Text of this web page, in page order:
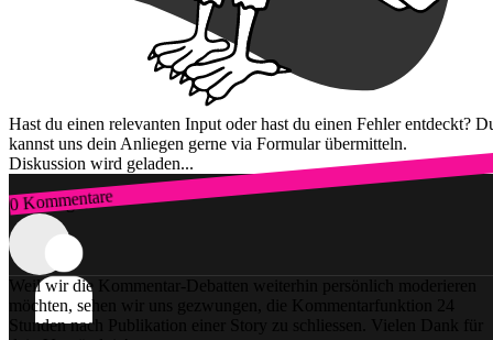
Hast du einen relevanten Input oder hast du einen Fehler entdeckt?
kannst uns dein Anliegen gerne via Formular übermitteln.
Diskussion wird geladen...
0 Kommentare
Zum Login
Weil wir die Kommentar-Debatten weiterhin persönlich moderieren
möchten, sehen wir uns gezwungen, die Kommentarfunktion 24
Stunden nach Publikation einer Story zu schliessen. Vielen Dank für